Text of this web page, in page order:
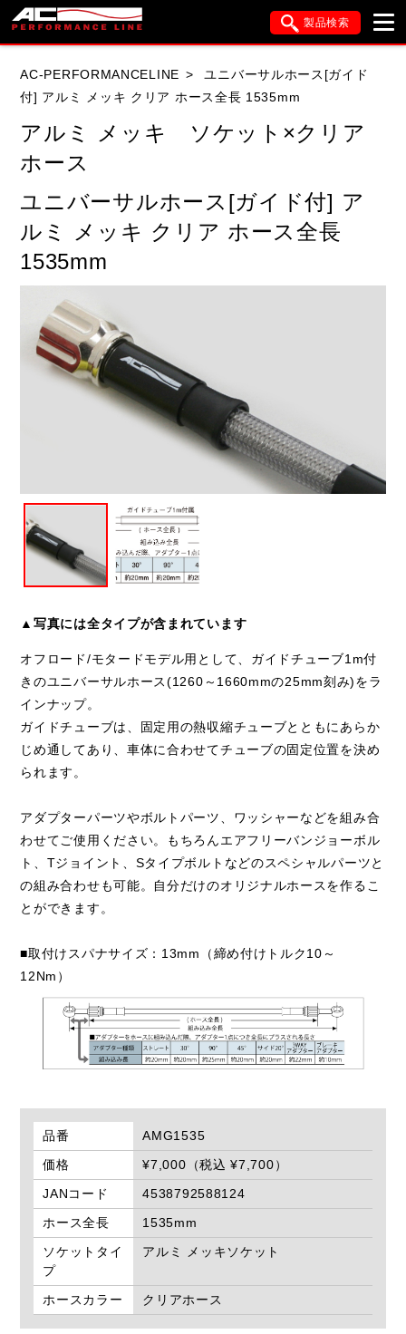
製品検索
車種検索
アイテム検索 品番検索
HONDA
KAWASAKI APRILIA BUELL
DUCATI HYOSUNG
AC-PERFORMANCELINE
ユニバーサルホース[ガイド
付] アルミ メッキ クリア ホース全長 1535mm
アルミ メッキ ソケット×クリア
ホース
ユニバーサルホース[ガイド付] ア
ルミ メッキ クリア ホース全長
1535mm
▲写真には全タイプが含まれています
オフロード/モタードモデル用として、ガイドチューブ1m付
きのユニバーサルホース(1260～1660mmの25mm刻み)をラ
インナップ。
ガイドチューブは、固定用の熱収縮チューブとともにあらか
じめ通してあり、車体に合わせてチューブの固定位置を決め
られます。
アダプターパーツやボルトパーツ、ワッシャーなどを組み合
わせてご使用ください。もちろんエアフリーバンジョーボル
ト、Tジョイント、Sタイプボルトなどのスペシャルパーツと
の組み合わせも可能。自分だけのオリジナルホースを作るこ
とができます。
■取付けスパナサイズ：13mm（締め付けトルク10～
12Nm）
品番
AMG1535
価格
¥7,000（税込 ¥7,700）
JANコード
4538792588124
ホース全長
1535mm
ソケットタイ
プ
アルミ メッキソケット
ホースカラー クリアホース